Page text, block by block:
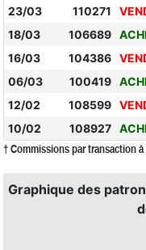
23/03
110271
18/03
106689
16/03
104386
06/03
100419
12/02
108599
10/02
108927
† Commissions par transaction à
Graphique des